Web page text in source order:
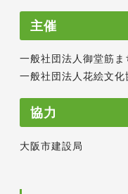
主催
一般社団法人御堂筋ま
一般社団法人花絵文化
協力
大阪市建設局